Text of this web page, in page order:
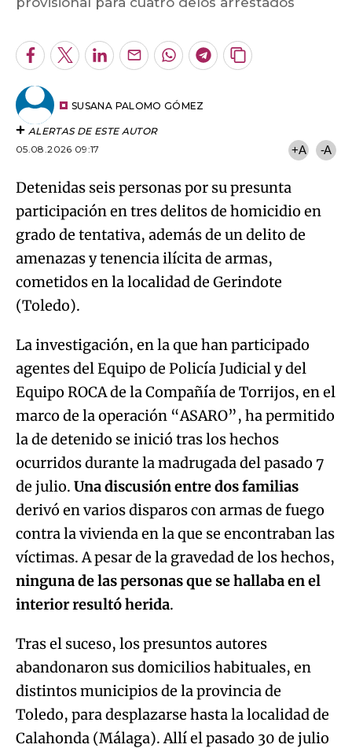
An error occurred, please try again later.
Facebook
TwitterLinkedInEnviarWhatsapp
Telegram
Copiar
SUSANA PALOMO GÓMEZ
ALERTAS DE ESTE AUTOR
05.08.2026 09:17
+A -A
Detenidas seis personas por su presunta
participación en tres delitos de homicidio en
grado de tentativa, además de un delito de
amenazas y tenencia ilícita de armas,
cometidos en la localidad de Gerindote
(Toledo).
La investigación, en la que han participado
agentes del Equipo de Policía Judicial y del
Equipo ROCA de la Compañía de Torrijos, en el
marco de la operación “ASARO”, ha permitido
la de detenido se inició tras los hechos
ocurridos durante la madrugada del pasado 7
de julio. Una discusión entre dos familias
derivó en varios disparos con armas de fuego
contra la vivienda en la que se encontraban las
víctimas. A pesar de la gravedad de los hechos,
ninguna de las personas que se hallaba en el
interior resultó herida.
Tras el suceso, los presuntos autores
abandonaron sus domicilios habituales, en
distintos municipios de la provincia de
Toledo, para desplazarse hasta la localidad de
Calahonda (Málaga). Allí el pasado 30 de julio